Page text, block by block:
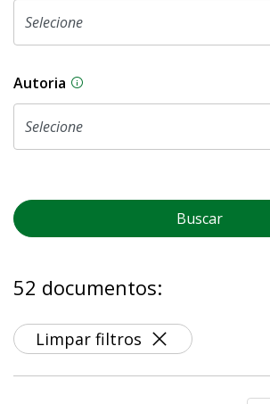
Autoria As proposições legislativas
Buscar
52 documentos:
Limpar filtros